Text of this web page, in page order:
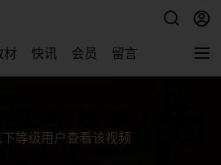
材 快讯 会员 留言
下等级用户查看该视频